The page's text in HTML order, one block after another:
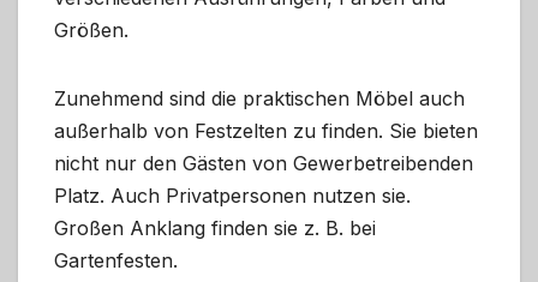
Größen.
Zunehmend sind die praktischen Möbel auch
außerhalb von Festzelten zu finden. Sie bieten
nicht nur den Gästen von Gewerbetreibenden
Platz. Auch Privatpersonen nutzen sie.
Großen Anklang finden sie z. B. bei
Gartenfesten.